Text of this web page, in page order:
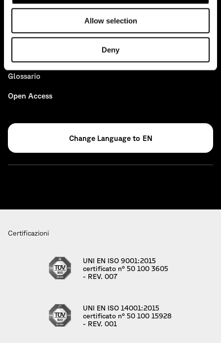
Allow selection
Deny
Idee
Glossario
Open Access
EN
Certificazioni
UNI EN ISO 9001:2015
certificato n° 50 100 3605
- REV. 007
UNI EN ISO 14001:2015
certificato n° 50 100 15928
- REV. 001